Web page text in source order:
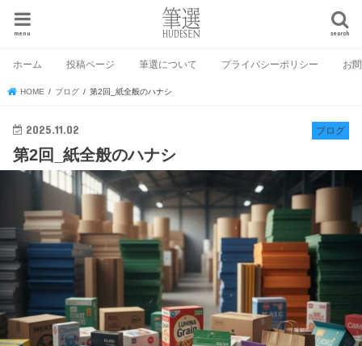
search
menu
ホーム 投稿ページ 筆選について プライバシーポリシー お
HOME ブログ 第2回_紙全般のハナシ
ブログ
2025.11.02
第2回_紙全般のハナシ